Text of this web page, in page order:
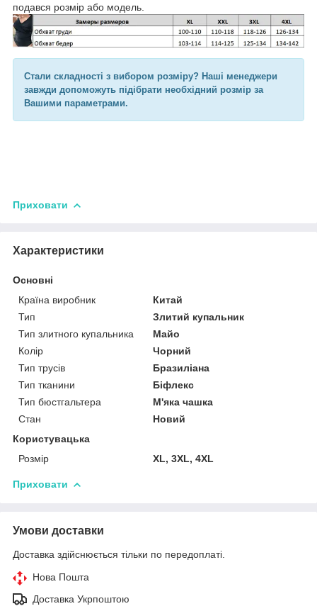
подався розмір або модель.
Стали складності з вибором розміру? Наші менеджери
завжди допоможуть підібрати необхідний розмір за
Вашими параметрами.
Приховати
Характеристики
Основні
Країна виробник
Китай
Тип
Злитий купальник
Тип злитного купальника
Майо
Колір
Чорний
Тип трусів
Бразиліана
Тип тканини
Біфлекс
Тип бюстгальтера
М'яка чашка
Стан
Новий
Користувацька
Розмір
XL, 3XL, 4XL
Приховати
Умови доставки
Доставка здійснюється тільки по передоплаті.
Нова Пошта
Доставка Укрпоштою